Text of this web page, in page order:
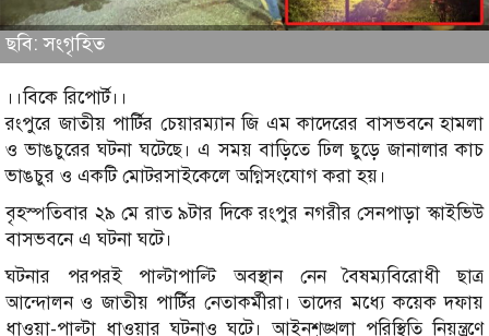
ছবি: সংগৃহিত
।।বিকে রিপোর্ট।।
রংপুরে জাতীয় পার্টির চেয়ারম্যান জি এম কাদেরের বাসভবনে হামলা
ও ভাঙচুরের ঘটনা ঘটেছে। এ সময় বাড়িতে ঢিল ছুড়ে জানালার কাচ
ভাঙচুর ও একটি মোটরসাইকেলে অগ্নিসংযোগ করা হয়।
বৃহস্পতিবার ২৯ মে রাত ৯টার দিকে রংপুর নগরীর সেনপাড়া স্কাইভিউ
বাসভবনে এ ঘটনা ঘটে।
ঘটনার পরপরই পাল্টাপাল্টি অবস্থান নেন বৈষম্যবিরোধী ছাত্র
আন্দোলন ও জাতীয় পার্টির নেতাকর্মীরা। তাদের মধ্যে কয়েক দফায়
ধাওয়া-পাল্টা ধাওয়ার ঘটনাও ঘটে। আইনশৃঙ্খলা পরিস্থিতি নিয়ন্ত্রণে